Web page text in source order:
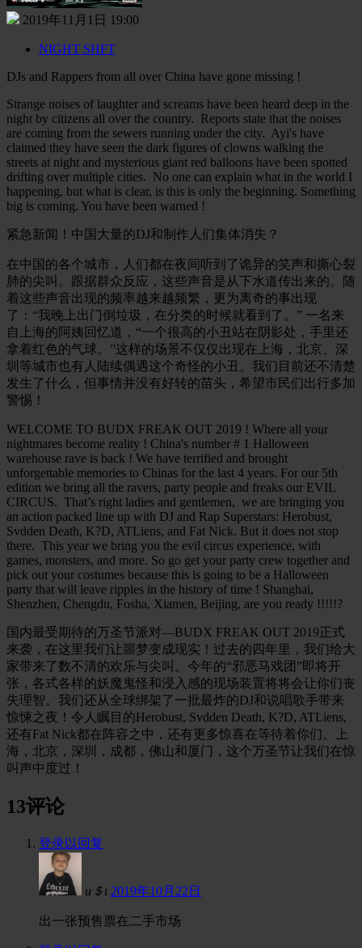
2019年11月1日 19:00
NIGHT SHFT
DJs and Rappers from all over China have gone missing !
Strange noises of laughter and screams have been heard deep in the
night by citizens all over the country. Reports state that the noises
are coming from the sewers running under the city. Ayi's have
claimed they have seen the dark figures of clowns walking the
streets at night and mysterious giant red balloons have been spotted
drifting over multiple cities. No one can explain what in the world I
happening, but what is clear, is this is only the beginning. Something
big is coming. You have been warned !
紧急新闻！中国大量的DJ和制作人们集体消失？
在中国的各个城市，人们都在夜间听到了诡异的笑声和撕心裂
肺的尖叫。跟据群众反应，这些声音是从下水道传出来的。随
着这些声音出现的频率越来越频繁，更为离奇的事出现
了： “我晚上出门倒垃圾，在分类的时候就看到了。 ” 一名来
自上海的阿姨回忆道， “一个很高的小丑站在阴影处，手里还
拿着红色的气球。 ”这样的场景不仅仅出现在上海，北京、深
圳等城市也有人陆续偶遇这个奇怪的小丑。我们目前还不清楚
发生了什么，但事情并没有好转的苗头，希望市民们出行多加
警惕！
WELCOME TO BUDX FREAK OUT 2019 ! Where all your
nightmares become reality ! China's number # 1 Halloween
warehouse rave is back ! We have terrified and brought
unforgettable memories to Chinas for the last 4 years. For our 5th
edition we bring all the ravers, party people and freaks our EVIL
CIRCUS. That’s right ladies and gentlemen, we are bringing you
an action packed line up with DJ and Rap Superstars: Herobust,
Svdden Death, K?D, ATLiens, and Fat Nick. But it does not stop
there. This year we bring you the evil circus experience, with
games, monsters, and more. So go get your party crew together and
pick out your costumes because this is going to be a Halloween
party that will leave ripples in the history of time ! Shanghai,
Shenzhen, Chengdu, Fosha, Xiamen, Beijing, are you ready !!!!!?
国内最受期待的万圣节派对—BUDX FREAK OUT 2019正式
来袭，在这里我们让噩梦变成现实！过去的四年里，我们给大
家带来了数不清的欢乐与尖叫。今年的“邪恶马戏团 ”即将开
张，各式各样的妖魔鬼怪和浸入感的现场装置将将会让你们丧
失理智。我们还从全球绑架了一批最炸的DJ和说唱歌手带来
惊悚之夜！令人瞩目的Herobust, Svdden Death, K?D, ATLiens,
还有Fat Nick都在阵容之中，还有更多惊喜在等待着你们。上
海，北京，深圳，成都，佛山和厦门，这个万圣节让我们在惊
叫声中度过！
13评论
登录以回复
и＄ι 2019年10月22日
出一张预售票在二手市场